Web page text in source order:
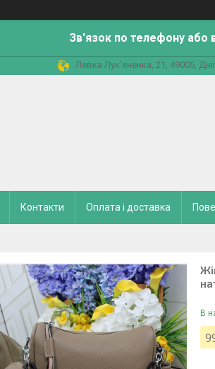
Зв'язок по телефону або
Левка Лук'яненка, 21, 49005,
Контакти Оплата і доставка
В